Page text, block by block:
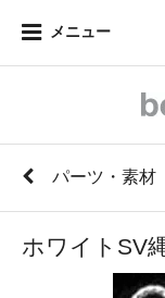
メニュー
パーツ・素材
ホワイトSV